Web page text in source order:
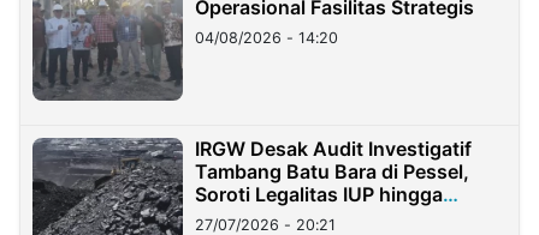
Operasional Fasilitas Strategis
04/08/2026 - 14:20
IRGW Desak Audit Investigatif
Tambang Batu Bara di Pessel,
Soroti Legalitas IUP hingga
Stockpile
27/07/2026 - 20:21